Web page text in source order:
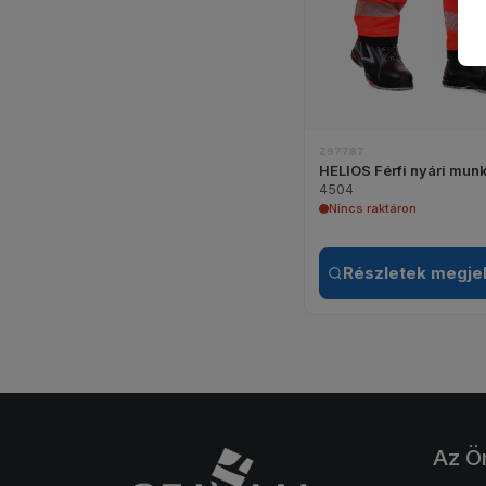
Z97787
HELIOS Férfi nyári
4504
Nincs raktáron
Részletek
Az